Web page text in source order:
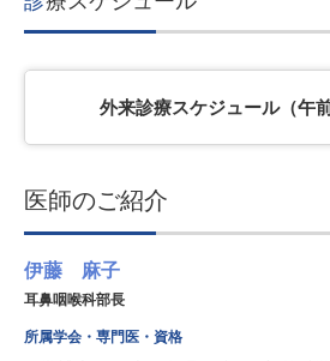
外来診療スケジュール（午
医師のご紹介
伊藤 麻子
耳鼻咽喉科部長
所属学会・専門医・資格